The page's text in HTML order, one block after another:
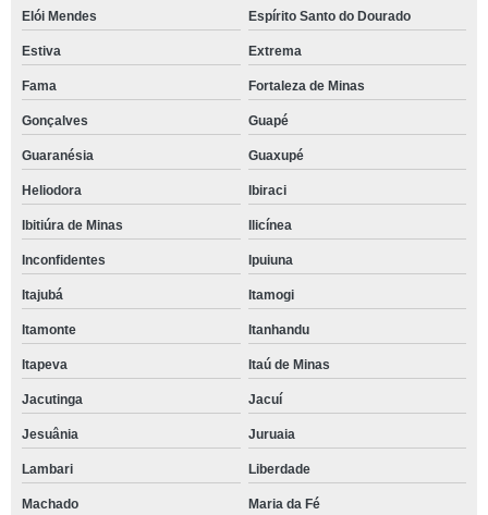
Elói Mendes Espírito Santo do Dourado
Estiva Extrema
Fama Fortaleza de Minas
Gonçalves Guapé
Guaranésia Guaxupé
Heliodora Ibiraci
Ibitiúra de Minas Ilicínea
Inconfidentes Ipuiuna
Itajubá Itamogi
Itamonte Itanhandu
Itapeva Itaú de Minas
Jacutinga Jacuí
Jesuânia Juruaia
Lambari Liberdade
Machado Maria da Fé